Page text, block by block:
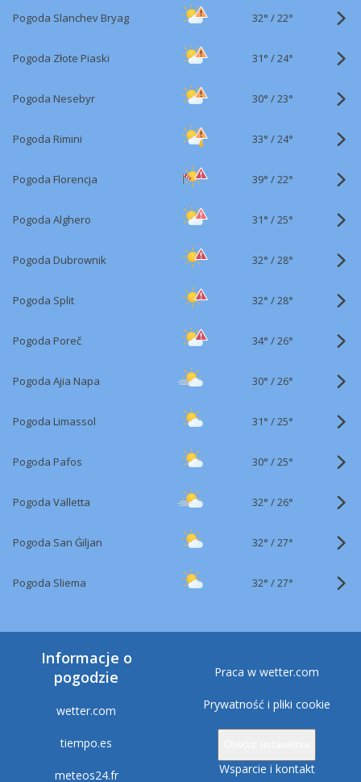
Pogoda Slanchev Bryag 32° /22°
Pogoda Złote Piaski 31° /24°
Pogoda Nesebyr 30° /23°
Pogoda Rimini 33° /24°
Pogoda Florencja 39° /22°
Pogoda Alghero 31° /25°
Pogoda Dubrownik 32° /28°
Pogoda Split 32° /28°
Pogoda Poreč 34° /26°
Pogoda Ajia Napa 30° /26°
Pogoda Limassol 31° /25°
Pogoda Pafos 30° /25°
Pogoda Valletta 32° /26°
Pogoda San Ġiljan 32° /27°
Pogoda Sliema 32° /27°
Informacje o
pogodzie
wetter.com
tiempo.es
meteos24.fr
Praca w wetter.com
Prywatność i pliki cookie
Wsparcie i kontakt